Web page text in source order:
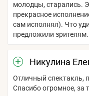
молодцы, старались.
прекрасное
сам исполнял). Что
предложили зрителям.
Никулина
Отличный спектакль,
Спасибо огромное, за